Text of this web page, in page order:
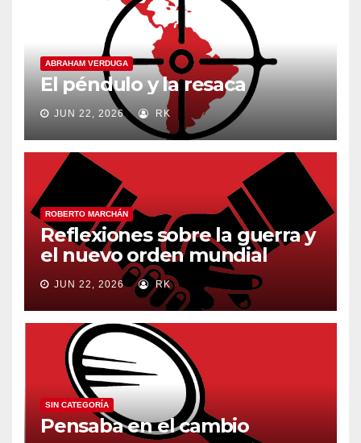
ABRAHAM VERDUGA
El péndulo y la resaca
JUN 22, 2026 RK
ROBERTO MARCHÁN
Reflexiones sobre la guerra y
el nuevo orden mundial
JUN 22, 2026 RK
SIN CATEGORÍA
Pensaba en el cambio